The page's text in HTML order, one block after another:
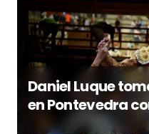
Daniel Luque
en Pontevedra
y una Puerta